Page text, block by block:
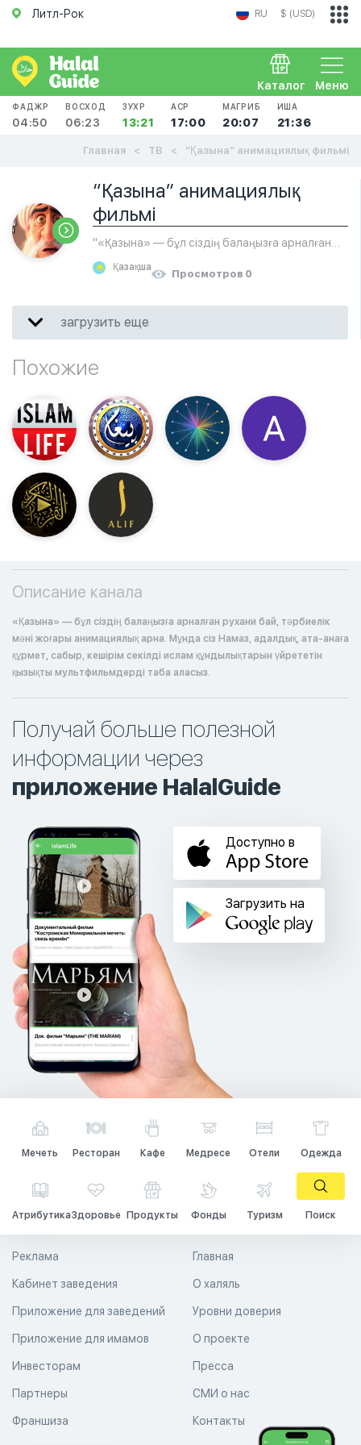
Литл-Рок RU $ (USD)
Меню
Каталог
ФАДЖР
04:50
ВОСХОД
06:23
ЗУХР
13:21
АСР
17:00
МАГРИБ
20:07
ИША
21:36
Главная ТВ “Қазына” анимациялық фильмі
“Қазына” анимациялық
фильмі
"«Қазына» — бұл сіздің балаңызға арналған
рухани бай, тәрбиелік мәні жоғары
анимациялық арна. Мұнда сіз Намаз, адалдық,
ислам құндылықтарын үйрететін қызықты
мультфильмдерді таба аласыз."
Қазақша
Просмотров 0
загрузить еще
Похожие
Описание канала
«Қазына» — бұл сіздің балаңызға арналған рухани бай, тәрбиелік
мәні жоғары анимациялық арна. Мұнда сіз Намаз, адалдық, ата-анаға
құрмет, сабыр, кешірім секілді ислам құндылықтарын үйрететін
қызықты мультфильмдерді таба аласыз.
Получай больше полезной
информации через
приложение HalalGuide
Доступно в
Загрузить на
Мечеть Ресторан Кафе Медресе Отели Одежда
АтрибутикаЗдоровье Продукты Фонды Туризм Поиск
Главная
О халяль
Уровни доверия
Реклама
Кабинет заведения
Приложение для заведений
Приложение для имамов О проекте
Пресса
СМИ о нас
Контакты
Инвесторам
Партнеры
Франшиза